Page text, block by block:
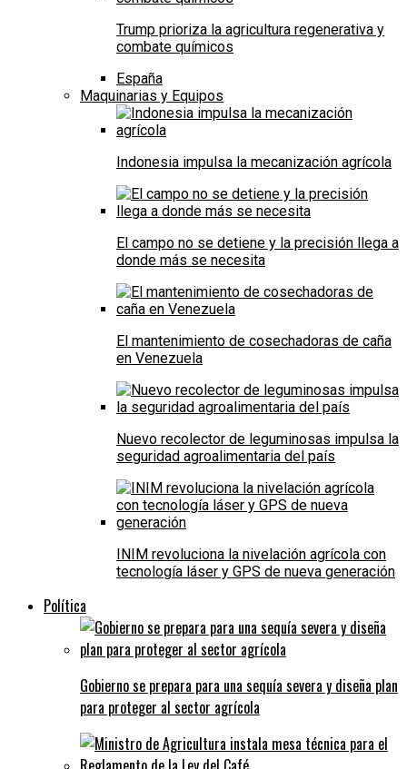
Trump prioriza la agricultura regenerativa y
combate químicos
España
Maquinarias y Equipos
Indonesia impulsa la mecanización agrícola
El campo no se detiene y la precisión llega a
donde más se necesita
El mantenimiento de cosechadoras de caña
en Venezuela
Nuevo recolector de leguminosas impulsa la
seguridad agroalimentaria del país
INIM revoluciona la nivelación agrícola con
tecnología láser y GPS de nueva generación
Política
Gobierno se prepara para una sequía severa y diseña plan
para proteger al sector agrícola